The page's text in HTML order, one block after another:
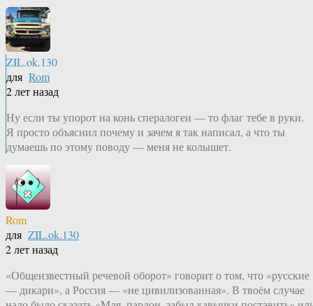
ZIL.ok.130
для Rom
2 лет назад
Ну если ты упорот на конь спералогеи — то флаг тебе в руки.
Я просто объяснил почему и зачем я так написал, а что ты
думаешь по этому поводу — меня не колышет.
Rom
для ZIL.ok.130
2 лет назад
«Общеизвестный речевой оборот» говорит о том, что «русские
— дикари», а Россия — «не цивилизованная». В твоём случае